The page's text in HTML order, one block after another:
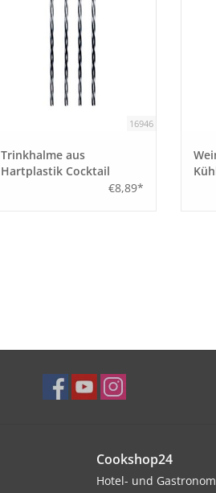
16946
Trinkhalme aus
Hartplastik Cocktail
€8,89*
Cookshop24
Hotel- und